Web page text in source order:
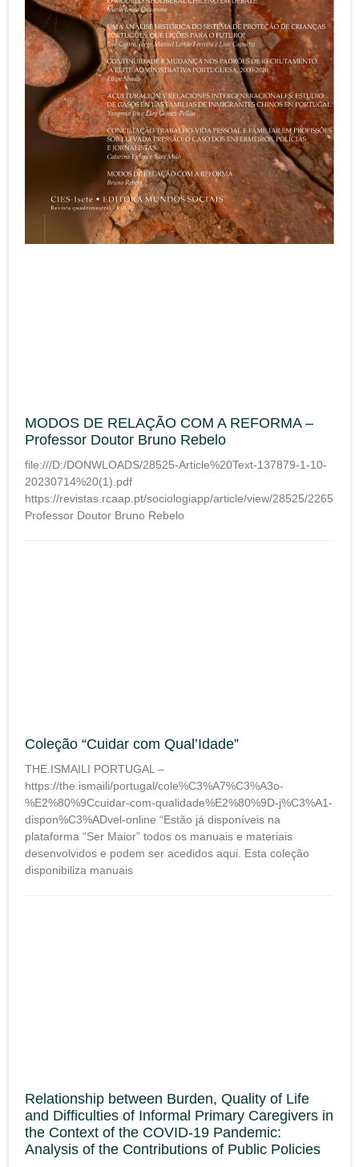
MODOS DE RELAÇÃO COM A REFORMA –
Professor Doutor Bruno Rebelo
file:///D:/DONWLOADS/28525-Article%20Text-137879-1-10-
20230714%20(1).pdf
https://revistas.rcaap.pt/sociologiapp/article/view/28525/22656
Professor Doutor Bruno Rebelo
Coleção “Cuidar com Qual’Idade”
THE.ISMAILI PORTUGAL –
https://the.ismaili/portugal/cole%C3%A7%C3%A3o-
%E2%80%9Ccuidar-com-qualidade%E2%80%9D-j%C3%A1-
dispon%C3%ADvel-online “Estão já disponíveis na
plataforma “Ser Maior” todos os manuais e materiais
desenvolvidos e podem ser acedidos aqui. Esta coleção
disponibiliza manuais
Relationship between Burden, Quality of Life
and Difficulties of Informal Primary Caregivers in
the Context of the COVID-19 Pandemic:
Analysis of the Contributions of Public Policies